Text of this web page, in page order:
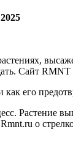
Сайт
Растение
о